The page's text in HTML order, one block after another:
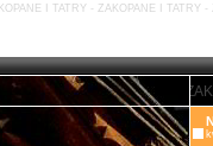
I TATRY - ZAKOPANE I TATRY -